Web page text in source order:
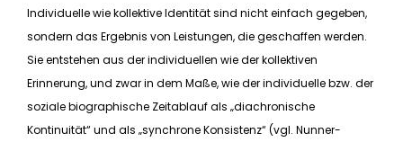
Individuelle wie kollektive Identität sind nicht einfach gegeben,
sondern das Ergebnis von Leistungen, die geschaffen werden.
Sie entstehen aus der individuellen wie der kollektiven
Erinnerung, und zwar in dem Maße, wie der individuelle bzw. der
soziale biographische Zeitablauf als „diachronische
Kontinuität“ und als „synchrone Konsistenz“ (vgl. Nunner-